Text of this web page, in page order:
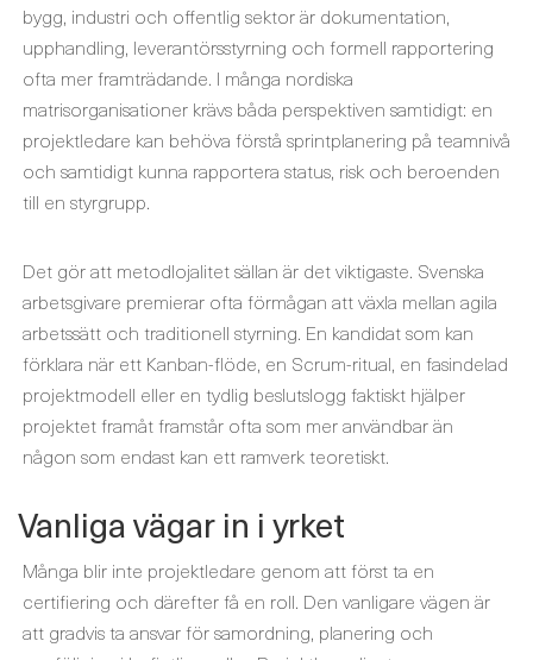
bygg, industri och offentlig sektor är dokumentation,
upphandling, leverantörsstyrning och formell rapportering
ofta mer framträdande. I många nordiska
matrisorganisationer krävs båda perspektiven samtidigt: en
projektledare kan behöva förstå sprintplanering på teamnivå
och samtidigt kunna rapportera status, risk och beroenden
till en styrgrupp.
Det gör att metodlojalitet sällan är det viktigaste. Svenska
arbetsgivare premierar ofta förmågan att växla mellan agila
arbetssätt och traditionell styrning. En kandidat som kan
förklara när ett Kanban-flöde, en Scrum-ritual, en fasindelad
projektmodell eller en tydlig beslutslogg faktiskt hjälper
projektet framåt framstår ofta som mer användbar än
någon som endast kan ett ramverk teoretiskt.
Vanliga vägar in i yrket
Många blir inte projektledare genom att först ta en
certifiering och därefter få en roll. Den vanligare vägen är
att gradvis ta ansvar för samordning, planering och